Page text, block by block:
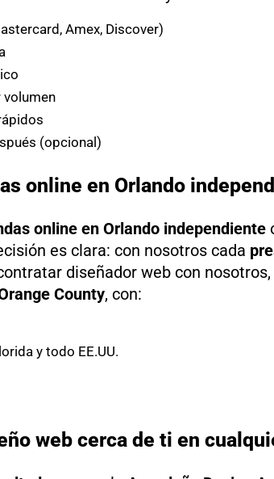
Amex, Discover)
volumen
(opcional)
online en Orlando
online en Orlando independiente
es clara: con nosotros cada
diseñador web con
County, con:
y todo EE.UU.
web cerca de ti en